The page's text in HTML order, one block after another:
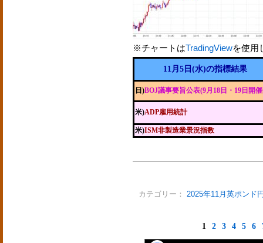
※チャートはTradingViewを使用
11月5日(水)の指標結果
日)BOJ議事要旨公表(9月18日・19日開
米)ADP雇用統計
米)ISM非製造業景況指数
カテゴリー： 2025年11月英ポンド
1 2 3 4 5 6